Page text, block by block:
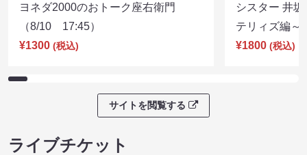
ヨネダ2000のおトーク座右衛門
（8/10 17:45）
¥1300 (税込)
シスター 井
テリィズ編
¥1800 (税込)
サイトを閲覧する
ライブチケット